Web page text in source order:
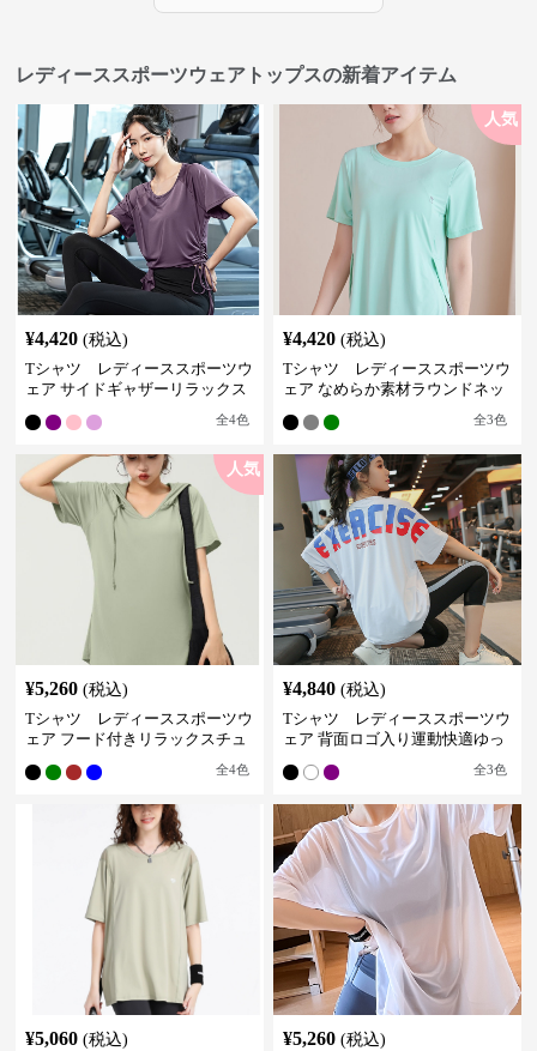
レディーススポーツウェアトップスの新着アイテム
¥4,420 (税込)
Tシャツ レディーススポーツウ
ェア サイドギャザーリラックス
全4色
人気
¥4,420 (税込)
Tシャツ レディーススポーツウ
ェア なめらか素材ラウンドネッ
全3色
人気
¥5,260 (税込)
Tシャツ レディーススポーツウ
ェア フード付きリラックスチュ
全4色
¥4,840 (税込)
Tシャツ レディーススポーツウ
ェア 背面ロゴ入り運動快適ゆっ
全3色
¥5,060 (税込)
¥5,260 (税込)